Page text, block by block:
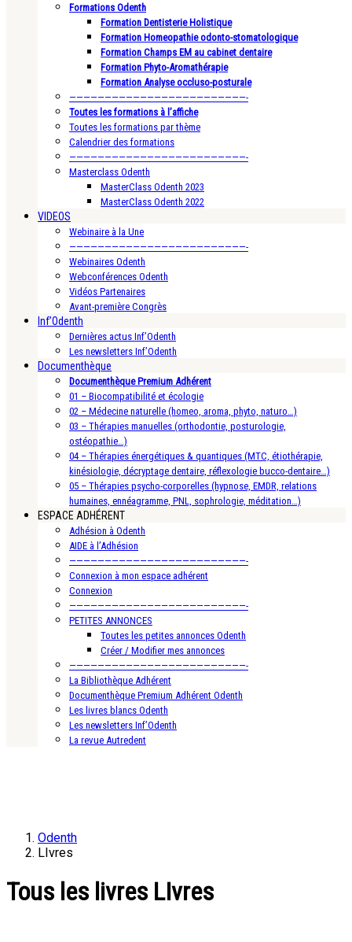
Formations Odenth
Formation Dentisterie Holistique
Formation Homeopathie odonto-stomatologique
Formation Champs EM au cabinet dentaire
Formation Phyto-Aromathérapie
Formation Analyse occluso-posturale
—————————————————————————-
Toutes les formations à l’affiche
Toutes les formations par thème
Calendrier des formations
—————————————————————————-
Masterclass Odenth
MasterClass Odenth 2023
MasterClass Odenth 2022
VIDEOS
Webinaire à la Une
—————————————————————————-
Webinaires Odenth
Webconférences Odenth
Vidéos Partenaires
Avant-première Congrès
Inf’Odenth
Dernières actus Inf’Odenth
Les newsletters Inf’Odenth
Documenthèque
Documenthèque Premium Adhérent
01 – Biocompatibilité et écologie
02 – Médecine naturelle (homeo, aroma, phyto, naturo…)
03 – Thérapies manuelles (orthodontie, posturologie,
ostéopathie…)
04 – Thérapies énergétiques & quantiques (MTC, étiothérapie,
kinésiologie, décryptage dentaire, réflexologie bucco-dentaire…)
05 – Thérapies psycho-corporelles (hypnose, EMDR, relations
humaines, ennéagramme, PNL, sophrologie, méditation…)
ESPACE ADHÉRENT
Adhésion à Odenth
AIDE à l’Adhésion
—————————————————————————-
Connexion à mon espace adhérent
Connexion
—————————————————————————-
PETITES ANNONCES
Toutes les petites annonces Odenth
Créer / Modifier mes annonces
—————————————————————————-
La Bibliothèque Adhérent
Documenthèque Premium Adhérent Odenth
Les livres blancs Odenth
Les newsletters Inf’Odenth
La revue Autredent
Odenth
LIvres
Tous les livres LIvres